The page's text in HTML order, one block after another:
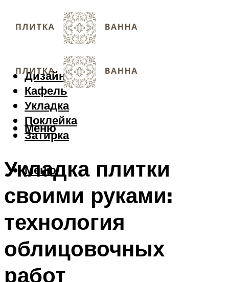
Дизайн
Кафель
Укладка
Поклейка
Затирка
Меню
Меню
Укладка плитки
своими руками:
технология
облицовочных
работ